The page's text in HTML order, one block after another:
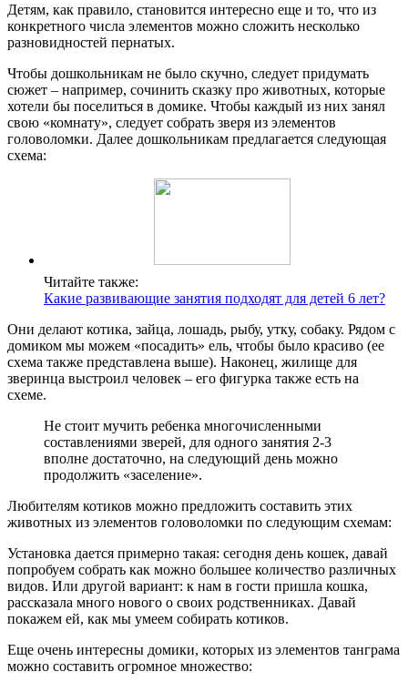
Детям, как правило, становится интересно еще и то, что из
конкретного числа элементов можно сложить несколько
разновидностей пернатых.
Чтобы дошкольникам не было скучно, следует придумать
сюжет – например, сочинить сказку про животных, которые
хотели бы поселиться в домике. Чтобы каждый из них занял
свою «комнату», следует собрать зверя из элементов
головоломки. Далее дошкольникам предлагается следующая
схема:
Читайте также:
Какие развивающие занятия подходят для детей 6 лет?
Они делают котика, зайца, лошадь, рыбу, утку, собаку. Рядом с
домиком мы можем «посадить» ель, чтобы было красиво (ее
схема также представлена выше). Наконец, жилище для
зверинца выстроил человек – его фигурка также есть на
схеме.
Не стоит мучить ребенка многочисленными
составлениями зверей, для одного занятия 2-3
вполне достаточно, на следующий день можно
продолжить «заселение».
Любителям котиков можно предложить составить этих
животных из элементов головоломки по следующим схемам:
Установка дается примерно такая: сегодня день кошек, давай
попробуем собрать как можно большее количество различных
видов. Или другой вариант: к нам в гости пришла кошка,
рассказала много нового о своих родственниках. Давай
покажем ей, как мы умеем собирать котиков.
Еще очень интересны домики, которых из элементов танграма
можно составить огромное множество: